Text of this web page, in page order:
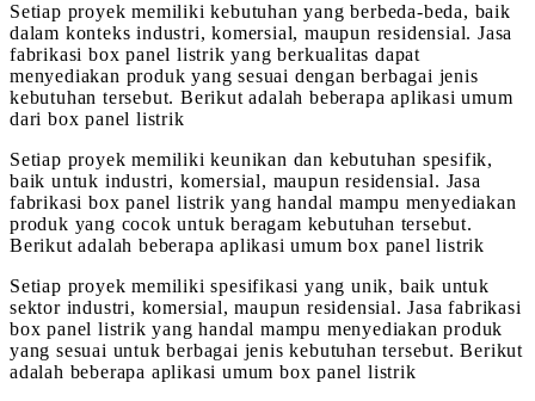
Setiap proyek memiliki kebutuhan yang berbeda-beda, baik
dalam konteks industri, komersial, maupun residensial. Jasa
fabrikasi box panel listrik yang berkualitas dapat
menyediakan produk yang sesuai dengan berbagai jenis
kebutuhan tersebut. Berikut adalah beberapa aplikasi umum
dari box panel listrik
Setiap proyek memiliki keunikan dan kebutuhan spesifik,
baik untuk industri, komersial, maupun residensial. Jasa
fabrikasi box panel listrik yang handal mampu menyediakan
produk yang cocok untuk beragam kebutuhan tersebut.
Berikut adalah beberapa aplikasi umum box panel listrik
Setiap proyek memiliki spesifikasi yang unik, baik untuk
sektor industri, komersial, maupun residensial. Jasa fabrikasi
box panel listrik yang handal mampu menyediakan produk
yang sesuai untuk berbagai jenis kebutuhan tersebut. Berikut
adalah beberapa aplikasi umum box panel listrik